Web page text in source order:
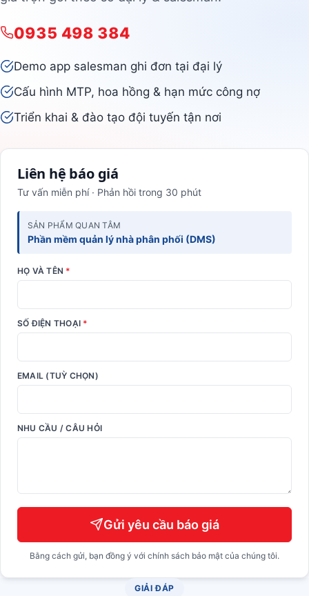
0935 498 384
Demo app salesman ghi đơn tại đại lý
Cấu hình MTP, hoa hồng & hạn mức công nợ
Triển khai & đào tạo đội tuyến tận nơi
Liên hệ báo giá
Tư vấn miễn phí · Phản hồi trong 30 phút
SẢN PHẨM QUAN TÂM
Phần mềm quản lý nhà phân phối (DMS)
HỌ VÀ TÊN *
SỐ ĐIỆN THOẠI *
EMAIL (TUỲ CHỌN)
NHU CẦU / CÂU HỎI
Gửi yêu cầu báo giá
Bằng cách gửi, bạn đồng ý với chính sách bảo mật của chúng tôi.
GIẢI ĐÁP